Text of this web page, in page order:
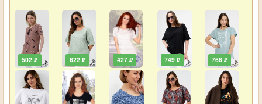
502 ₽ 622 ₽ 427 ₽ 749 ₽ 768 ₽